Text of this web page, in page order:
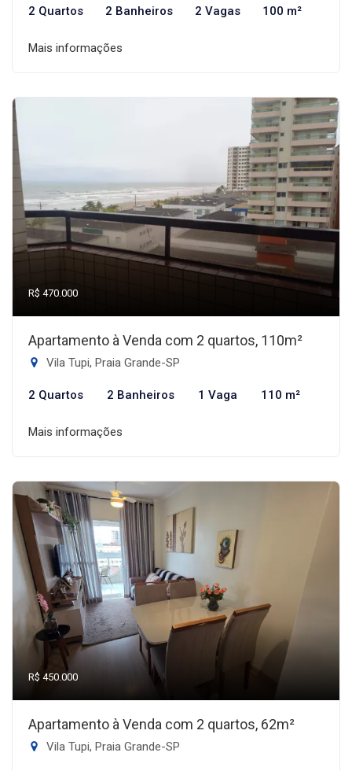
2 Quartos 2 Banheiros 2 Vagas 100 m²
Mais informações
R$ 470.000
Apartamento à Venda com 2 quartos, 110m²
Vila Tupi, Praia Grande-SP
2 Quartos 2 Banheiros 1 Vaga 110 m²
Mais informações
R$ 450.000
Apartamento à Venda com 2 quartos, 62m²
Vila Tupi, Praia Grande-SP